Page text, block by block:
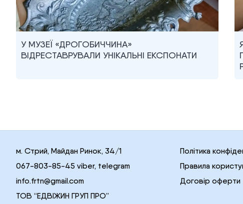
У МУЗЕЇ «ДРОГОБИЧЧИНА»
ВІДРЕСТАВРУВАЛИ УНІКАЛЬНІ ЕКСПОНАТИ
м. Стрий, Майдан Ринок, 34/1
067-803-85-45 viber, telegram
info.frtn@gmail.com
ТОВ “ЕДВІЖИН ГРУП ПРО”
Політика
Правила
Договір оферти